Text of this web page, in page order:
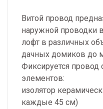
Витой провод
наружной проводки
лофт в различных
дачных домиков до
Фиксируется
элементов:
изолятор
каждые 45 см)